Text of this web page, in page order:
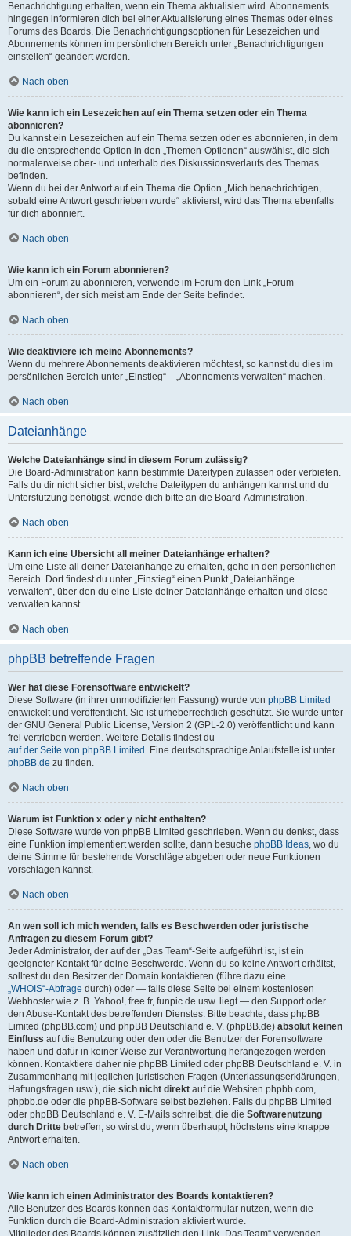
Benachrichtigung erhalten, wenn ein Thema aktualisiert wird. Abonnements
hingegen informieren dich bei einer Aktualisierung eines Themas oder eines
Forums des Boards. Die Benachrichtigungsoptionen für Lesezeichen und
Abonnements können im persönlichen Bereich unter „Benachrichtigungen
einstellen“ geändert werden.
Nach oben
Wie kann ich ein Lesezeichen auf ein Thema setzen oder ein Thema
abonnieren?
Du kannst ein Lesezeichen auf ein Thema setzen oder es abonnieren, in dem
du die entsprechende Option in den „Themen-Optionen“ auswählst, die sich
normalerweise ober- und unterhalb des Diskussionsverlaufs des Themas
befinden.
Wenn du bei der Antwort auf ein Thema die Option „Mich benachrichtigen,
sobald eine Antwort geschrieben wurde“ aktivierst, wird das Thema ebenfalls
für dich abonniert.
Nach oben
Wie kann ich ein Forum abonnieren?
Um ein Forum zu abonnieren, verwende im Forum den Link „Forum
abonnieren“, der sich meist am Ende der Seite befindet.
Nach oben
Wie deaktiviere ich meine Abonnements?
Wenn du mehrere Abonnements deaktivieren möchtest, so kannst du dies im
persönlichen Bereich unter „Einstieg“ – „Abonnements verwalten“ machen.
Nach oben
Dateianhänge
Welche Dateianhänge sind in diesem Forum zulässig?
Die Board-Administration kann bestimmte Dateitypen zulassen oder verbieten.
Falls du dir nicht sicher bist, welche Dateitypen du anhängen kannst und du
Unterstützung benötigst, wende dich bitte an die Board-Administration.
Nach oben
Kann ich eine Übersicht all meiner Dateianhänge erhalten?
Um eine Liste all deiner Dateianhänge zu erhalten, gehe in den persönlichen
Bereich. Dort findest du unter „Einstieg“ einen Punkt „Dateianhänge
verwalten“, über den du eine Liste deiner Dateianhänge erhalten und diese
verwalten kannst.
Nach oben
phpBB betreffende Fragen
Wer hat diese Forensoftware entwickelt?
Diese Software (in ihrer unmodifizierten Fassung) wurde von phpBB Limited
entwickelt und veröffentlicht. Sie ist urheberrechtlich geschützt. Sie wurde unter
der GNU General Public License, Version 2 (GPL-2.0) veröffentlicht und kann
frei vertrieben werden. Weitere Details findest du
auf der Seite von phpBB Limited . Eine deutschsprachige Anlaufstelle ist unter
phpBB.de zu finden.
Nach oben
Warum ist Funktion x oder y nicht enthalten?
Diese Software wurde von phpBB Limited geschrieben. Wenn du denkst, dass
eine Funktion implementiert werden sollte, dann besuche phpBB Ideas, wo du
deine Stimme für bestehende Vorschläge abgeben oder neue Funktionen
vorschlagen kannst.
Nach oben
An wen soll ich mich wenden, falls es Beschwerden oder juristische
Anfragen zu diesem Forum gibt?
Jeder Administrator, der auf der „Das Team“-Seite aufgeführt ist, ist ein
geeigneter Kontakt für deine Beschwerde. Wenn du so keine Antwort erhältst,
solltest du den Besitzer der Domain kontaktieren (führe dazu eine
„WHOIS“-Abfrage durch) oder — falls diese Seite bei einem kostenlosen
Webhoster wie z. B. Yahoo!, free.fr, funpic.de usw. liegt — den Support oder
den Abuse-Kontakt des betreffenden Dienstes. Bitte beachte, dass phpBB
Limited (phpBB.com) und phpBB Deutschland e. V. (phpBB.de) absolut keinen
Einfluss auf die Benutzung oder den oder die Benutzer der Forensoftware
haben und dafür in keiner Weise zur Verantwortung herangezogen werden
können. Kontaktiere daher nie phpBB Limited oder phpBB Deutschland e. V. in
Zusammenhang mit jeglichen juristischen Fragen (Unterlassungserklärungen,
Haftungsfragen usw.), die sich nicht direkt auf die Websiten phpbb.com,
phpbb.de oder die phpBB-Software selbst beziehen. Falls du phpBB Limited
oder phpBB Deutschland e. V. E-Mails schreibst, die die Softwarenutzung
durch Dritte betreffen, so wirst du, wenn überhaupt, höchstens eine knappe
Antwort erhalten.
Nach oben
Wie kann ich einen Administrator des Boards kontaktieren?
Alle Benutzer des Boards können das Kontaktformular nutzen, wenn die
Funktion durch die Board-Administration aktiviert wurde.
Mitglieder des Boards können zusätzlich den Link „Das Team“ verwenden.